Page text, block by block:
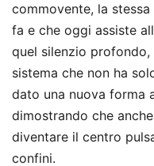
commovente, la
fa e che oggi assiste
quel silenzio
sistema che non ha
dato una nuova forma
dimostrando che
diventare il centro
confini.